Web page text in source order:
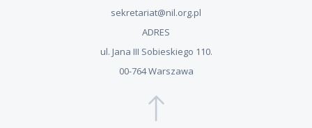
sekretariat@nil.org.pl
ADRES
ul. Jana III Sobieskiego 110.
00-764 Warszawa